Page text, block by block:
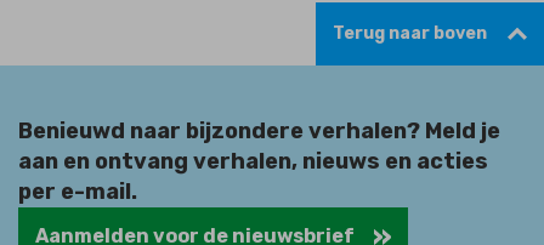
Terug naar boven
Benieuwd naar bijzondere verhalen? Meld je
aan en ontvang verhalen, nieuws en acties
per e-mail.
Aanmelden voor de nieuwsbrief